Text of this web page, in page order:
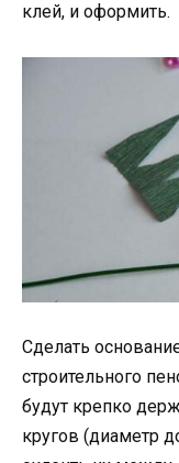
клей, и оформить.
Сделать
строительного
будут крепко
кругов (диаметр